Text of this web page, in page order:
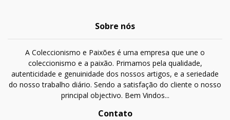
Sobre nós
A Coleccionismo e Paixões é uma empresa que une o
coleccionismo e a paixão. Primamos pela qualidade,
autenticidade e genuinidade dos nossos artigos, e a seriedade
do nosso trabalho diário. Sendo a satisfação do cliente o nosso
principal objectivo. Bem Vindos...
Contato